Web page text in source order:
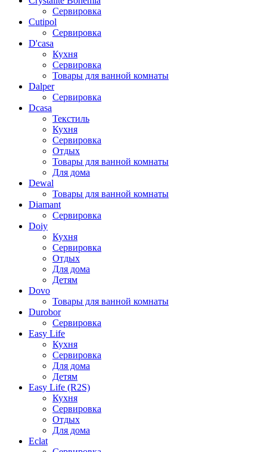
Сервировка
Cutipol
Сервировка
D'casa
Кухня
Сервировка
Товары для ванной комнаты
Dalper
Сервировка
Dcasa
Текстиль
Кухня
Сервировка
Отдых
Товары для ванной комнаты
Для дома
Dewal
Товары для ванной комнаты
Diamant
Сервировка
Doiy
Кухня
Сервировка
Отдых
Для дома
Детям
Dovo
Товары для ванной комнаты
Durobor
Сервировка
Easy Life
Кухня
Сервировка
Для дома
Детям
Easy Life (R2S)
Кухня
Сервировка
Отдых
Для дома
Eclat